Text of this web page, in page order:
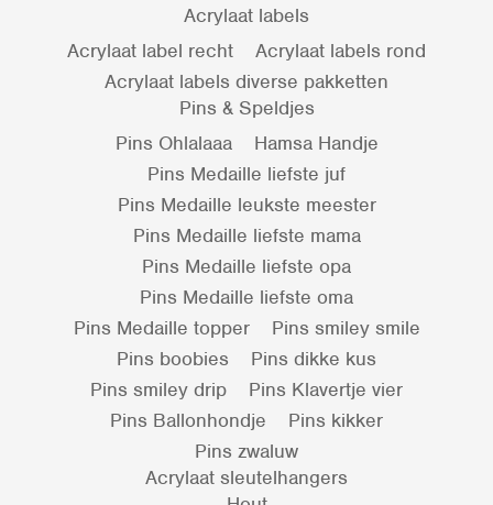
Acrylaat labels
Acrylaat label recht
Acrylaat labels rond
Acrylaat labels diverse pakketten
Pins & Speldjes
Pins Ohlalaaa
Hamsa Handje
Pins Medaille liefste juf
Pins Medaille leukste meester
Pins Medaille liefste mama
Pins Medaille liefste opa
Pins Medaille liefste oma
Pins Medaille topper
Pins smiley smile
Pins boobies
Pins dikke kus
Pins smiley drip
Pins Klavertje vier
Pins Ballonhondje
Pins kikker
Pins zwaluw
Acrylaat sleutelhangers